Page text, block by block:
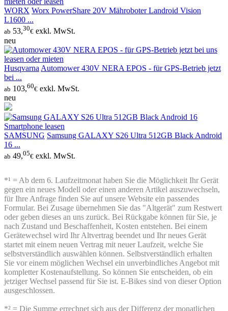
WORX Worx PowerShare 20V Mähroboter Landroid Vision
L1600 ...
ab 53,30€ exkl. MwSt.
neu
Husqvarna Automower 430V NERA EPOS - für GPS-Betrieb jetzt
bei ...
ab 103,60€ exkl. MwSt.
neu
SAMSUNG Samsung GALAXY S26 Ultra 512GB Black Android
16 ...
ab 49,05€ exkl. MwSt.
*¹ = Ab dem 6. Laufzeitmonat haben Sie die Möglichkeit Ihr Gerät
gegen ein neues Modell oder einen anderen Artikel auszuwechseln,
für Ihre Anfrage finden Sie auf unsere Website ein passendes
Formular. Bei Zusage übernehmen Sie das "Altgerät" zum Restwert
oder geben dieses an uns zurück. Bei Rückgabe können für Sie, je
nach Zustand und Beschaffenheit, Kosten entstehen. Bei einem
Gerätewechsel wird Ihr Altvertrag beendet und Ihr neues Gerät
startet mit einem neuen Vertrag mit neuer Laufzeit, welche Sie
selbstverständlich auswählen können. Selbstverständlich erhalten
Sie vor einem möglichen Wechsel ein unverbindliches Angebot mit
kompletter Kostenaufstellung. So können Sie entscheiden, ob ein
jetziger Wechsel passend für Sie ist. E-Bikes sind von dieser Option
ausgeschlossen.
*² = Die Summe errechnet sich aus der Differenz der monatlichen